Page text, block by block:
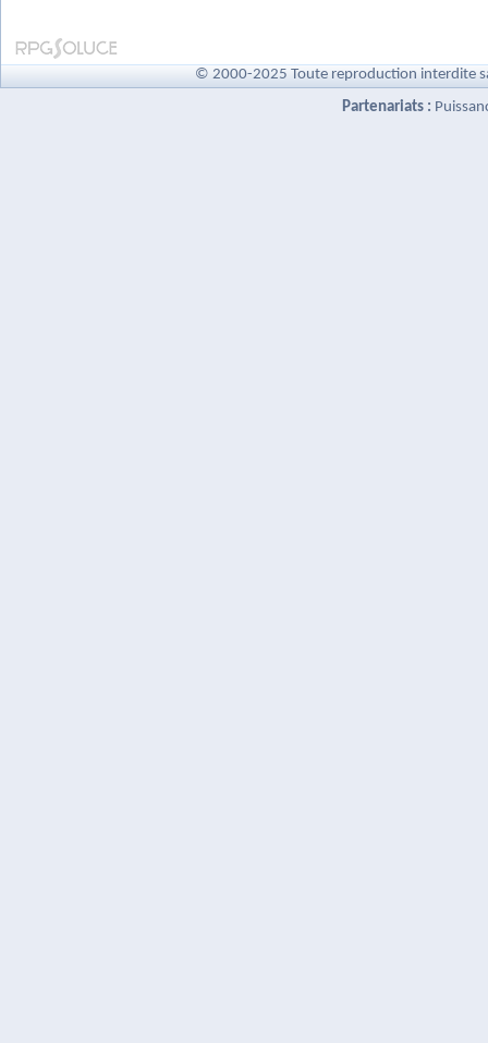
© 2000-2025 Toute reproduction interdite
Partenariats :